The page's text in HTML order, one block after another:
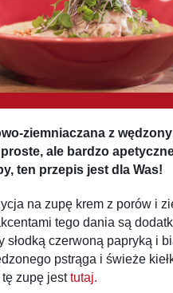
ziemniaczana z
ale bardzo
ten przepis jest dla Was!
na zupę krem z porów i
tego dania są
słodką czerwoną papryką i
pstrąga i świeże
zupę jesttutaj.